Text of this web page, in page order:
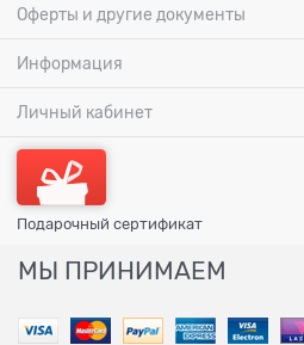
Оферты и другие документы
Информация
Личный кабинет
Подарочный сертификат
МЫ ПРИНИМАЕМ